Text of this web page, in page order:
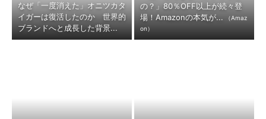
なぜ「一度消えた」オニツカタ
イガーは復活したのか 世界的
ブランドへと成長した背景...
の？」80％OFF以上が続々登
場！Amazonの本気が...
（Amaz
on）